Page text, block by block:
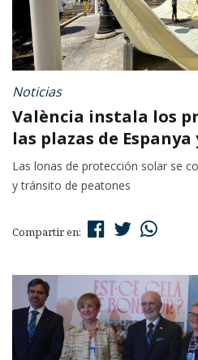
Noticias
València instala los
las plazas de Espanya
Las lonas de protección solar se
y tránsito de peatones
Compartir en: